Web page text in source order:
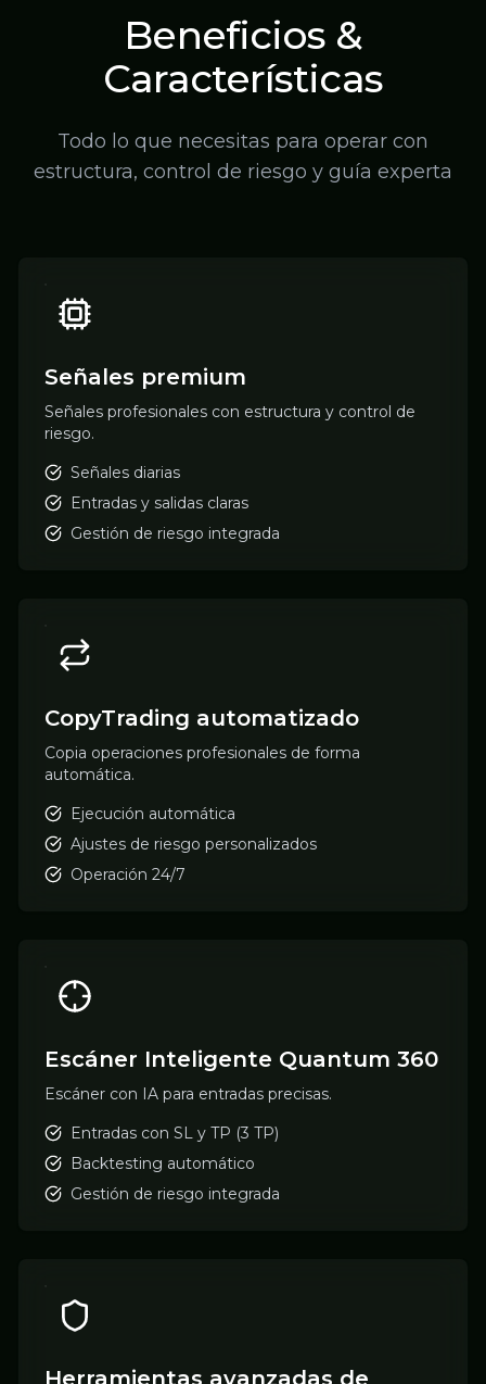
Beneficios &
Características
Todo lo que necesitas para operar con
estructura, control de riesgo y guía experta
Señales premium
Señales profesionales con estructura y control de
riesgo.
Señales diarias
Entradas y salidas claras
Gestión de riesgo integrada
CopyTrading automatizado
Copia operaciones profesionales de forma
automática.
Ejecución automática
Ajustes de riesgo personalizados
Operación 24/7
Escáner Inteligente Quantum 360
Escáner con IA para entradas precisas.
Entradas con SL y TP (3 TP)
Backtesting automático
Gestión de riesgo integrada
Herramientas avanzadas de